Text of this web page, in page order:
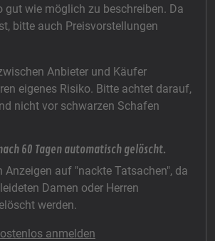
gut wie möglich zu beschreiben. Da
bitte auch Preisvorstellungen
Anbieter und Käufer
eigenes Risiko. Bitte achtet darauf,
nicht vor schwarzen Schafen
60 Tagen automatisch gelöscht.
Anzeigen auf "nackte Tatsachen", da
Damen oder Herren
werden.
anmelden